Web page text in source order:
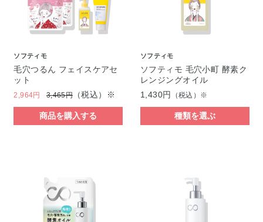
ソフティモ
毛穴つるん フェイスケアセ
ット
2,964円 3,465円 （税込）※
商品を購入する
ソフティモ
ソフティモ 毛穴小町 酵素ク
レンジングオイル
1,430円
（税込）※
種類を選ぶ